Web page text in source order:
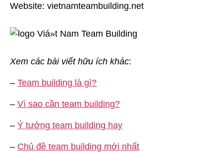
Website: vietnamteambuilding.net
Xem các bài viết hữu ích khác:
– Team building là gì?
– Vì sao cần team building?
– Ý tưởng team building hay
– Chủ đề team building mới nhất